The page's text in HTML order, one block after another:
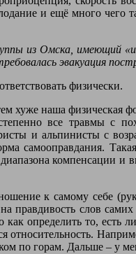
и ещё много
из Омска, имеющий
эвакуация
физически.
хуже наша физическая
все травмы с
и альпинисты с
самооправдания.
компенсации и
к самому себе
правдивость слов
как определить то,
по горам. Дальше – у